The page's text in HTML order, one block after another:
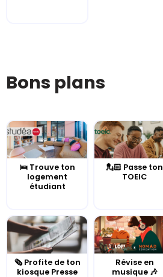
Bons plans
🛌 Trouve ton
logement
étudiant
💂🏻 Passe ton
TOEIC
🗞️ Profite de ton
kiosque Presse
Révise en
musique 🎶